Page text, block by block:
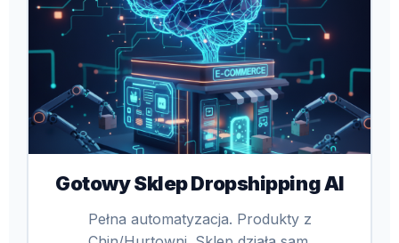
Gotowy Sklep Dropshipping AI
Pełna automatyzacja. Produkty z